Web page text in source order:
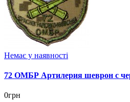
Немає у наявності
72 ОМБР Артилерия шеврон с
0грн